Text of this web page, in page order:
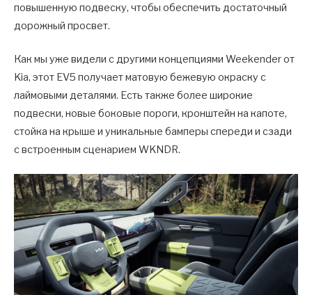
повышенную подвеску, чтобы обеспечить достаточный
дорожный просвет.
Как мы уже видели с другими концепциями Weekender от
Kia, этот EV5 получает матовую бежевую окраску с
лаймовыми деталями. Есть также более широкие
подвески, новые боковые пороги, кронштейн на капоте,
стойка на крыше и уникальные бамперы спереди и сзади
с встроенным сценарием WKNDR.